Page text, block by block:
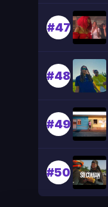
#47
#48
#49
#50